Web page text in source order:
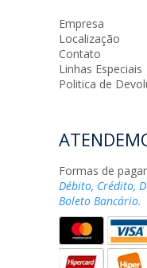
Empresa
Localização
Contato
Linhas Especiais
Politica de
Formas de
Débito, Crédito,
Boleto Bancário.